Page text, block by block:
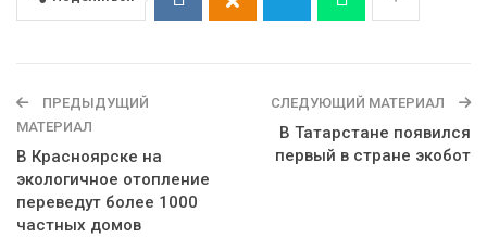
ПРЕДЫДУЩИЙ
МАТЕРИАЛ
В Красноярске на
экологичное отопление
переведут более 1000
частных домов
СЛЕДУЮЩИЙ МАТЕРИАЛ
В Татарстане появился
первый в стране экобот